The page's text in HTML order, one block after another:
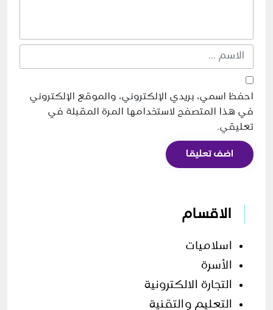
احفظ اسمي، بريدي الإلكتروني، والموقع الإلكتروني
في هذا المتصفح لاستخدامها المرة المقبلة في
تعليقي.
اضف تعليقا
الاقسام
اسلاميات
الأسرة
التجارة الالكترونية
التعليم والتقنية